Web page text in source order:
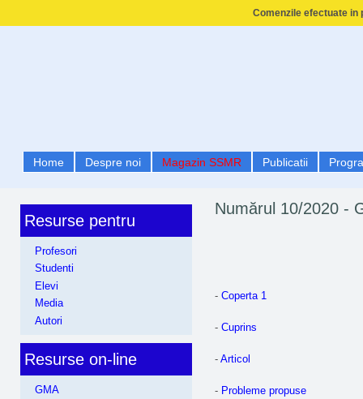
Comenzile efectuate in
Home Despre noi Magazin SSMR Publicatii
Numărul 10/2020 -
- Coperta 1
- Cuprins
- Articol
- Probleme propuse
Resurse pentru
Profesori
Studenti
Elevi
Media
Autori
Resurse on-line
GMA